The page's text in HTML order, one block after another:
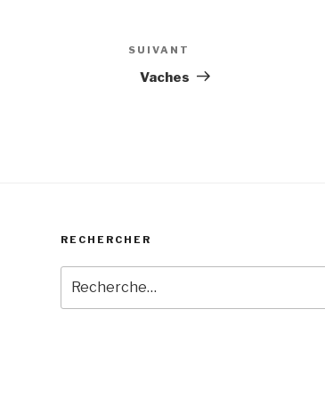
suivant
SUIVANT
Vaches
RECHERCHER
pour
: